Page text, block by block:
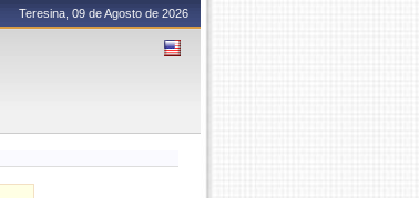
Teresina, 09 de Agosto de 2026